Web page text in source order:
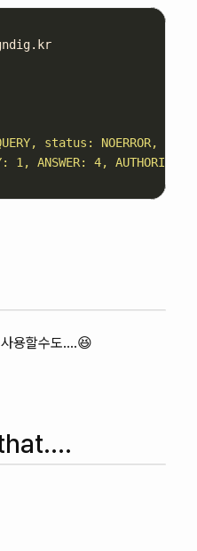
status: NOERROR, id:
ANSWER: 4, AUTHORITY:
용할수도....😆